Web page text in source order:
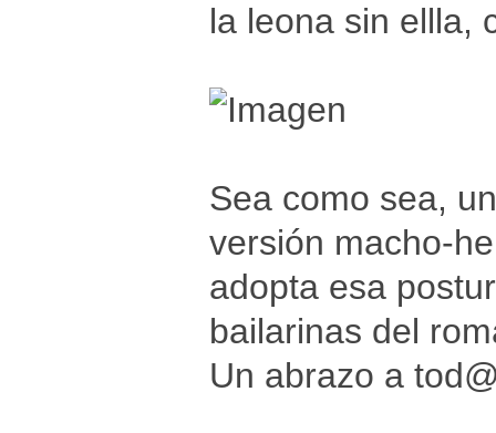
la leona sin ellla,
Sea como sea,
versión macho-
adopta esa
bailarinas del
Un abrazo a